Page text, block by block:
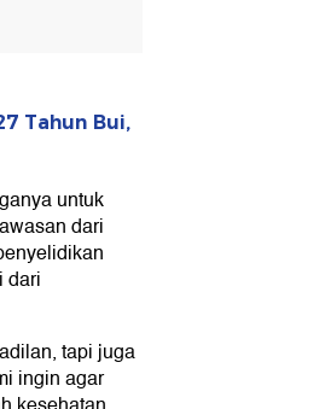
Tahun Bui,
untuk
dari
dari
tapi juga
ingin agar